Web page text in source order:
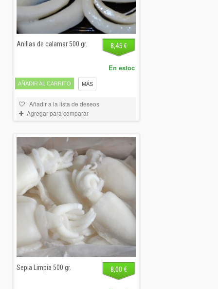
Anillas de calamar 500 gr. 8,45 €
AÑADIR AL CARRITO MÁS
En estoc
Añadir a la lista de deseos
Agregar para comparar
Sepia Limpia 500 gr. 8,00 €